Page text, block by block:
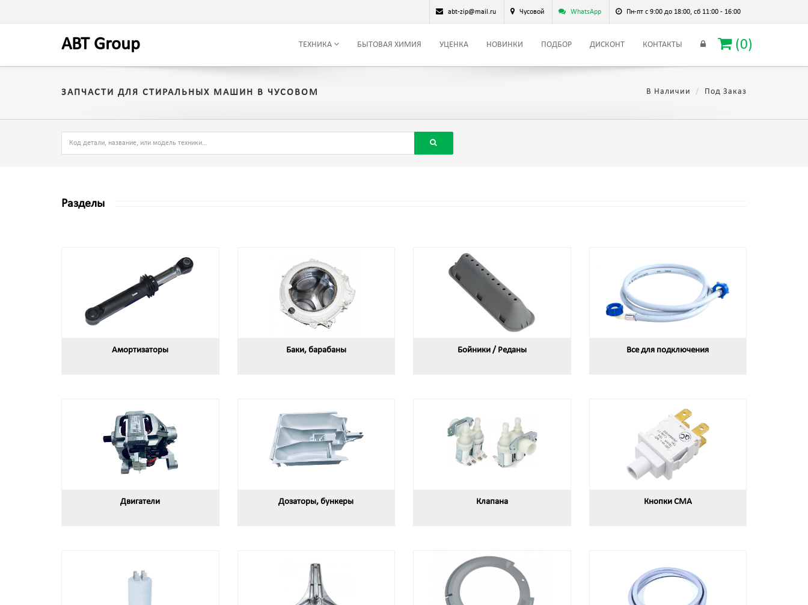
abt-zip@mail.ru Чусовой WhatsApp Пн-пт с 9:00 до 18:00, сб 11:00 - 16:00
ABT Group ТЕХНИКА БЫТОВАЯ ХИМИЯ УЦЕНКА НОВИНКИ ПОДБОР ДИСКОНТ КОНТАКТЫ (0)
ЗАПЧАСТИ ДЛЯ СТИРАЛЬНЫХ МАШИН В ЧУСОВОМ В Наличии Под Заказ
Разделы
Амортизаторы Баки, барабаны Бойники / Реданы Все для подключения
Двигатели Дозаторы, бункеры Клапана Кнопки СМА